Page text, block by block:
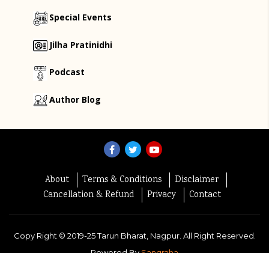
Special Events
Jilha Pratinidhi
Podcast
Author Blog
About Terms & Conditions
Disclaimer
Cancellation & Refund
Privacy Contact
Copy Right © 2019-25Tarun Bharat, Nagpur. All Right Reserved.